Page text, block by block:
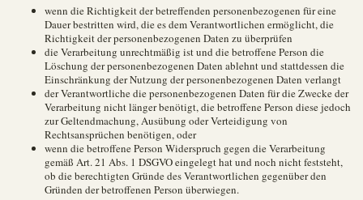
wenn die Richtigkeit der betreffenden personenbezogenen für eine
Dauer bestritten wird, die es dem Verantwortlichen ermöglicht, die
Richtigkeit der personenbezogenen Daten zu überprüfen
die Verarbeitung unrechtmäßig ist und die betroffene Person die
Löschung der personenbezogenen Daten ablehnt und stattdessen die
Einschränkung der Nutzung der personenbezogenen Daten verlangt
der Verantwortliche die personenbezogenen Daten für die Zwecke der
Verarbeitung nicht länger benötigt, die betroffene Person diese jedoch
zur Geltendmachung, Ausübung oder Verteidigung von
Rechtsansprüchen benötigen, oder
wenn die betroffene Person Widerspruch gegen die Verarbeitung
gemäß Art. 21 Abs. 1 DSGVO eingelegt hat und noch nicht feststeht,
ob die berechtigten Gründe des Verantwortlichen gegenüber den
Gründen der betroffenen Person überwiegen.